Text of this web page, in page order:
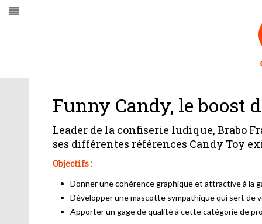
Funny Candy, le boost
Leader de la confiserie ludique, Brabo
ses différentes références Candy Toy
Objectifs :
Donner une cohérence graphique et attractive à la
Développer une mascotte sympathique qui sert de
Apporter un gage de qualité à cette catégorie de